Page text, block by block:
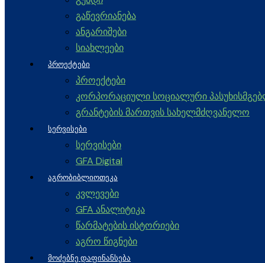
გაწევრიანება
ანგარიშები
სიახლეები
ᲞᲠᲝᲔᲥᲢᲔᲑᲘ
პროექტები
კორპორაციული სოციალური
გრანტების მართვის სახელმძღვანელო
ᲡᲔᲠᲕᲘᲡᲔᲑᲘ
სერვისები
GFA Digital
ᲐᲒᲠᲝᲑᲘᲑᲚᲘᲝᲗᲔᲙᲐ
კვლევები
GFA ანალიტიკა
წარმატების ისტორიები
აგრო წიგნები
ᲛᲝᲫᲔᲑᲜᲔ ᲓᲐᲤᲘᲜᲐᲜᲡᲔᲑᲐ